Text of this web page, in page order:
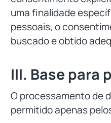
uma finalidade
pessoais, o
buscado e obtido
III. Base para
O processamento de
permitido apenas